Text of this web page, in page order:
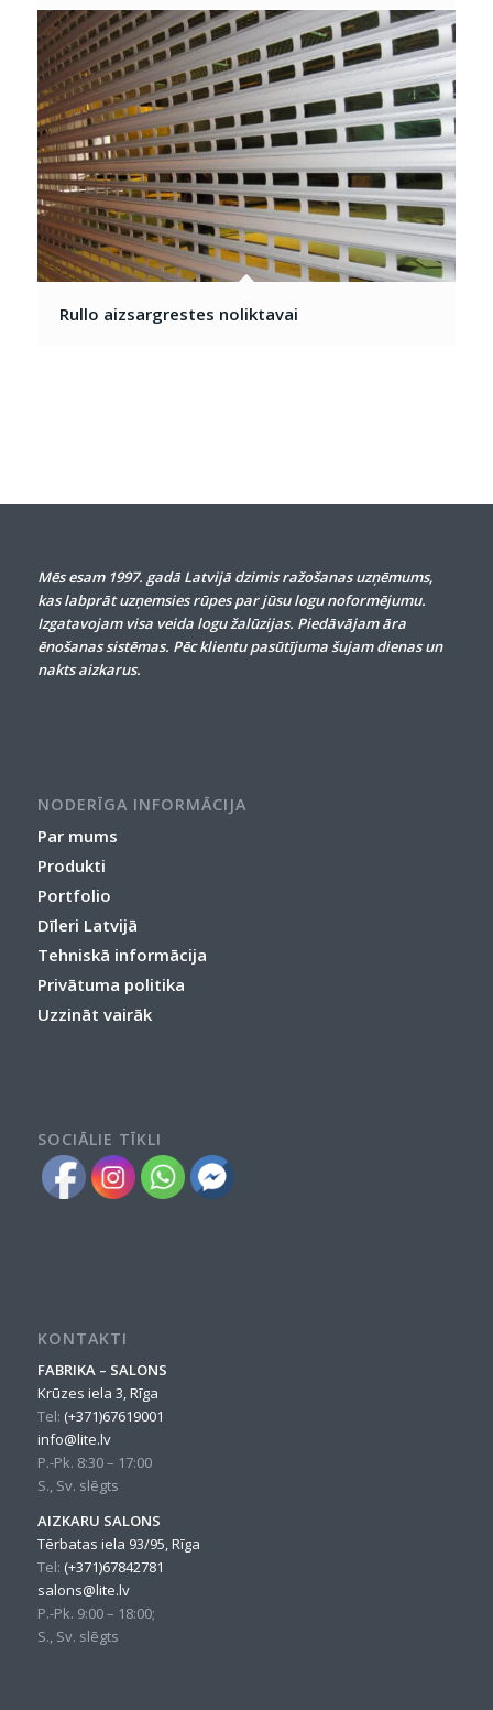
Rullo aizsargrestes noliktavai
Mēs esam 1997. gadā Latvijā dzimis ražošanas uzņēmums,
kas labprāt uzņemsies rūpes par jūsu logu noformējumu.
Izgatavojam visa veida logu žalūzijas. Piedāvājam āra
ēnošanas sistēmas. Pēc klientu pasūtījuma šujam dienas un
nakts aizkarus.
NODERĪGA INFORMĀCIJA
Par mums
Produkti
Portfolio
Dīleri Latvijā
Tehniskā informācija
Privātuma politika
Uzzināt vairāk
SOCIĀLIE TĪKLI
KONTAKTI
FABRIKA – SALONS
Krūzes iela 3, Rīga
Tel: (+371)67619001
info@lite.lv
P.-Pk. 8:30 – 17:00
S., Sv. slēgts
AIZKARU SALONS
Tērbatas iela 93/95, Rīga
Tel: (+371)67842781
salons@lite.lv
P.-Pk. 9:00 – 18:00;
S., Sv. slēgts